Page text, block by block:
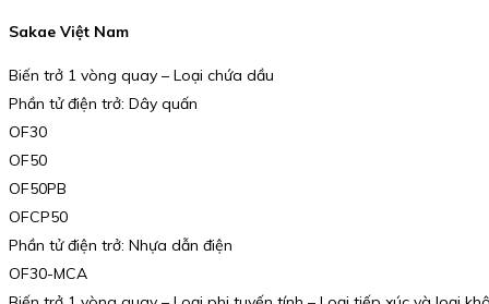
Sakae Việt Nam
Biến trở 1 vòng quay – Loại chứa dầu
Phần tử điện trở: Dây quấn
OF30
OF50
OF50PB
OFCP50
Phần tử điện trở: Nhựa dẫn điện
OF30-MCA